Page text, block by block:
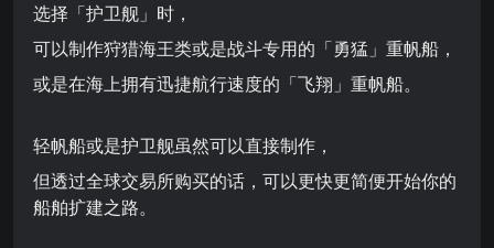
选择「护卫舰」时，
可以制作狩猎海王类或是战斗专用的「勇猛」重帆船，
或是在海上拥有迅捷航行速度的「飞翔」重帆船。
轻帆船或是护卫舰虽然可以直接制作，
但透过全球交易所购买的话，可以更快更简便开始你的
船舶扩建之路。